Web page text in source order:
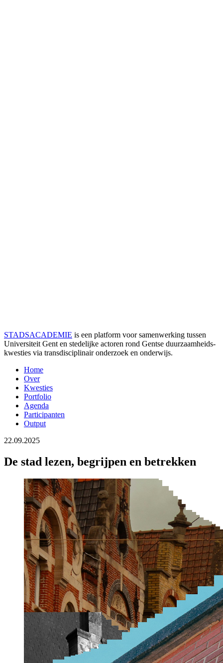
STADSACADEMIE is een platform voor samenwerking tussen
Universiteit Gent en stedelijke actoren rond Gentse duurzaamheids­
kwesties via transdisciplinair onderzoek en onderwijs.
Home
Over
Kwesties
Portfolio
Agenda
Participanten
Output
22.09.2025
De stad lezen, begrijpen en betrekken